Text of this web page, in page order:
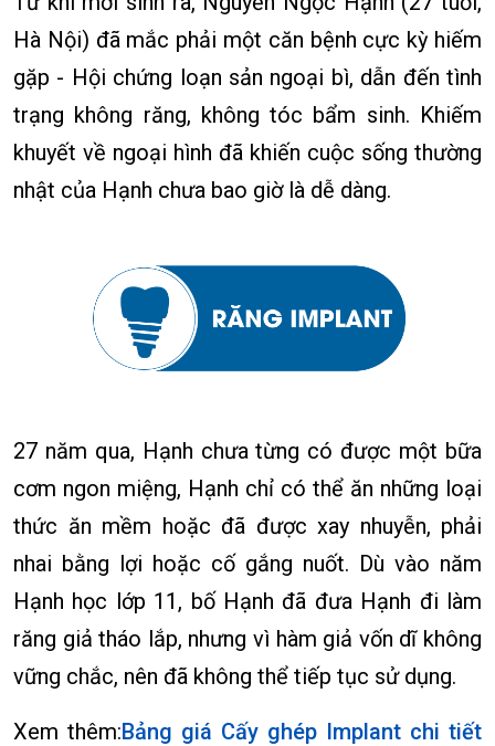
Hà Nội) đã mắc phải một căn bệnh cực kỳ hiếm
gặp - Hội chứng loạn sản ngoại bì, dẫn đến tình
trạng không răng, không tóc bẩm sinh. Khiếm
khuyết về ngoại hình đã khiến cuộc sống thường
nhật của Hạnh chưa bao giờ là dễ dàng.
27 năm qua, Hạnh chưa từng có được một bữa
cơm ngon miệng, Hạnh chỉ có thể ăn những loại
thức ăn mềm hoặc đã được xay nhuyễn, phải
nhai bằng lợi hoặc cố gắng nuốt. Dù vào năm
Hạnh học lớp 11, bố Hạnh đã đưa Hạnh đi làm
răng giả tháo lắp, nhưng vì hàm giả vốn dĩ không
vững chắc, nên đã không thể tiếp tục sử dụng.
Xem thêm:Bảng giá Cấy ghép Implant chi tiết